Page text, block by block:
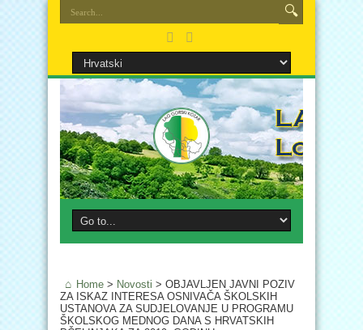
Home > Novosti > OBJAVLJEN JAVNI POZIV
ZA ISKAZ INTERESA OSNIVAČA ŠKOLSKIH
USTANOVA ZA SUDJELOVANJE U PROGRAMU
ŠKOLSKOG MEDNOG DANA S HRVATSKIH